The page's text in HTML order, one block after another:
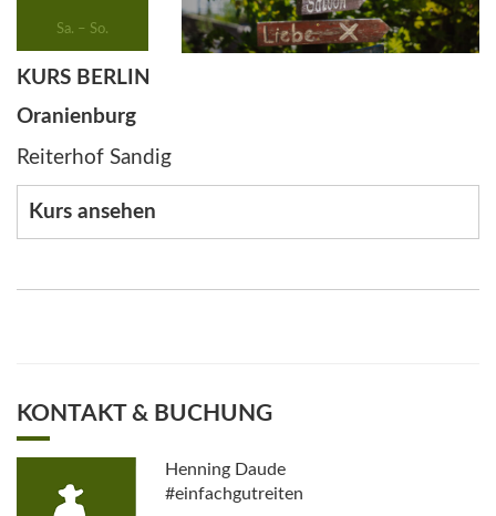
Sa. – So.
KURS BERLIN
Oranienburg
Reiterhof Sandig
Kurs ansehen
KONTAKT & BUCHUNG
Henning Daude
#einfachgutreiten